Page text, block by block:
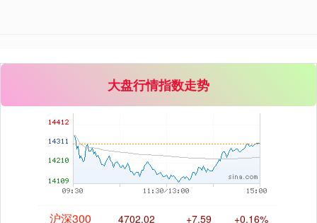
大盘行情指数走势
沪深300 4702.02 +7.59 +0.16%